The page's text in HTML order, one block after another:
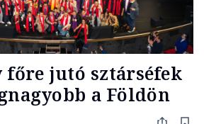
főre jutó sztárséfek
a Földön